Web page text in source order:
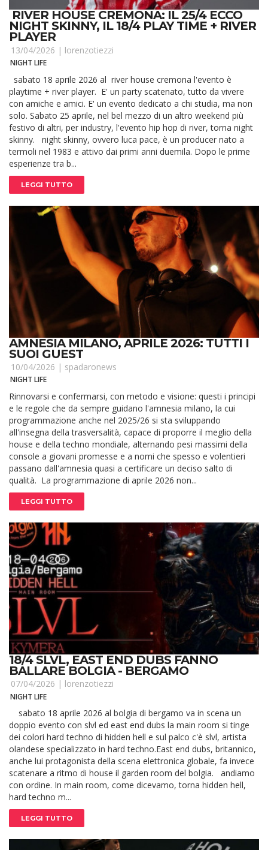
RIVER HOUSE CREMONA: IL 25/4 ECCO
NIGHT SKINNY, IL 18/4 PLAY TIME + RIVER
PLAYER
13/04/2026 | lorenzotiezzi
NIGHT LIFE
sabato 18 aprile 2026 al river house cremona l'evento è
playtime + river player. E' un party scatenato, tutto da vivere
con amiche e amici. E' un evento dedicato a chi studia, ma non
solo. Sabato 25 aprile, nel bel mezzo di un altro weekend più
festivo di altri, per industry, l'evento hip hop di river, torna night
skinny. night skinny, ovvero luca pace, è un producer nato a
termoli nel 1983 e attivo dai primi anni duemila. Dopo le prime
esperienze tra b...
LEGGI TUTTO
AMNESIA MILANO, APRILE 2026: TUTTI I
SUOI GUEST
10/04/2026 | spadaronews
NIGHT LIFE
Rinnovarsi e confermarsi, con metodo e visione: questi i principi
e le regole che da sempre guidano l'amnesia milano, la cui
programmazione anche nel 2025/26 si sta sviluppando
all'insegna della trasversalità, capace di proporre il meglio della
house e della techno mondiale, alternando pesi massimi della
console a giovani promesse e a nomi che spesso e volentieri
passano dall'amnesia quasi a certificare un deciso salto di
qualità. La programmazione di aprile 2026 non...
LEGGI TUTTO
18/4 SLVL, EAST END DUBS FANNO
BALLARE BOLGIA - BERGAMO
07/04/2026 | lorenzotiezzi
NIGHT LIFE
sabato 18 aprile 2026 al bolgia di bergamo va in scena un
doppio evento con slvl ed east end dubs la main room si tinge
dei colori hard techno di hidden hell e sul palco c'è slvl, artista
olandese specializzato in hard techno.East end dubs, britannico,
anche lui protagonista della scena elettronica globale, fa invece
scatenare a ritmo di house il garden room del bolgia. andiamo
con ordine. In main room, come dicevamo, torna hidden hell,
hard techno m...
LEGGI TUTTO